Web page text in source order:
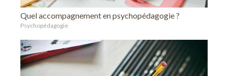
Quel accompagnement en psychopédagogie ?
Psychopédagogie